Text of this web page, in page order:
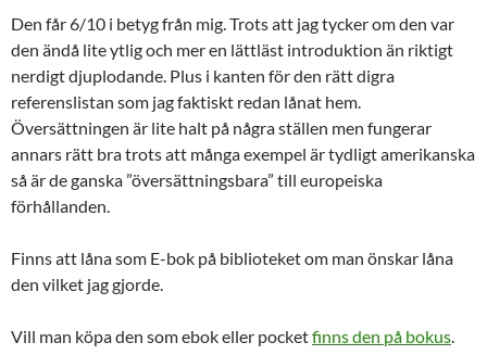
Den får 6/10 i betyg från mig. Trots att jag tycker om den var
den ändå lite ytlig och mer en lättläst introduktion än riktigt
nerdigt djuplodande. Plus i kanten för den rätt digra
referenslistan som jag faktiskt redan lånat hem.
Översättningen är lite halt på några ställen men fungerar
annars rätt bra trots att många exempel är tydligt amerikanska
så är de ganska ”översättningsbara” till europeiska
förhållanden.
Finns att låna som E-bok på biblioteket om man önskar låna
den vilket jag gjorde.
Vill man köpa den som ebok eller pocketfinns den på bokus.